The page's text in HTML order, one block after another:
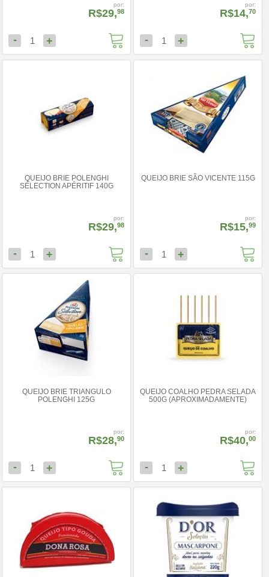
por:
R$29,98
- 1 +
por:
R$14,70
- 1 +
QUEIJO BRIE POLENGHI
SÉLECTION APÉRITIF 140G
por:
R$29,98
- 1 +
QUEIJO BRIE SÃO VICENTE 115G
por:
R$15,99
- 1 +
QUEIJO BRIE TRIANGULO
POLENGHI 125G
por:
R$28,90
- 1 +
QUEIJO COALHO PEDRA SELADA
500G (APROXIMADAMENTE)
por:
R$40,00
- 1 +